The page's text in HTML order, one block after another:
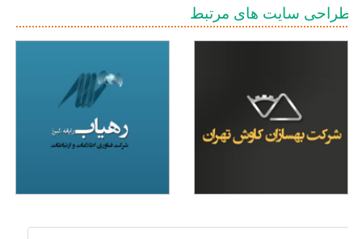
طراحی سایت های مرتبط